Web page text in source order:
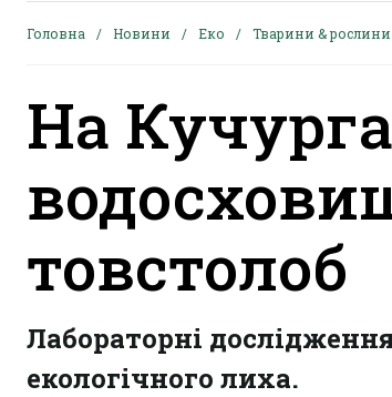
Головна Новини Еко Тварини & рослини
На
товстолоб
Лабораторні
екологічного лиха.